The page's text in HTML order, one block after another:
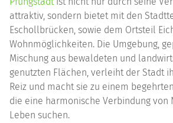
attraktiv, sondern bietet mit den
Eschollbrücken, sowie dem Ortsteil
Wohnmöglichkeiten. Die Umgebung,
Mischung aus bewaldeten und
genutzten Flächen, verleiht der Stadt
Reiz und macht sie zu einem
die eine harmonische Verbindung von
Leben suchen.